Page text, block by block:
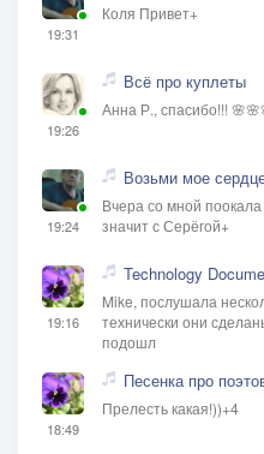
19:31
Коля Привет+
19:26
Всё про куплеты
Анна Р., спасибо!!!
19:24
Возьми мое
Вчера со мной
значит с Серёгой+
19:16
Technology
Mike, послушала
технически они
подошл
18:49
Песенка про
Прелесть какая!))+4